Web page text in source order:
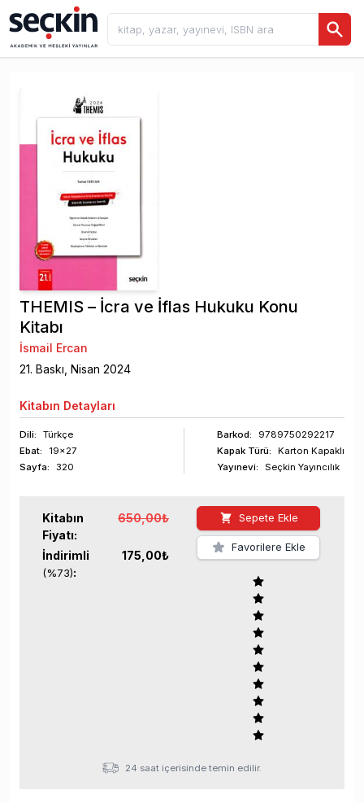
THEMIS – İcra ve İflas Hukuku Konu
Kitabı
İsmail Ercan
21. Baskı, Nisan 2024
Kitabın Detayları
Dili:
Türkçe
Ebat:
19x27
Sayfa: 320
Barkod:
9789750292217
Kapak Türü:
Karton Kapaklı
Yayınevi:
Seçkin Yayıncılık
Kitabın
Fiyatı:
650,00₺
İndirimli
(%73):
175,00₺
Sepete Ekle
Favorilere Ekle
24 saat içerisinde temin edilir.